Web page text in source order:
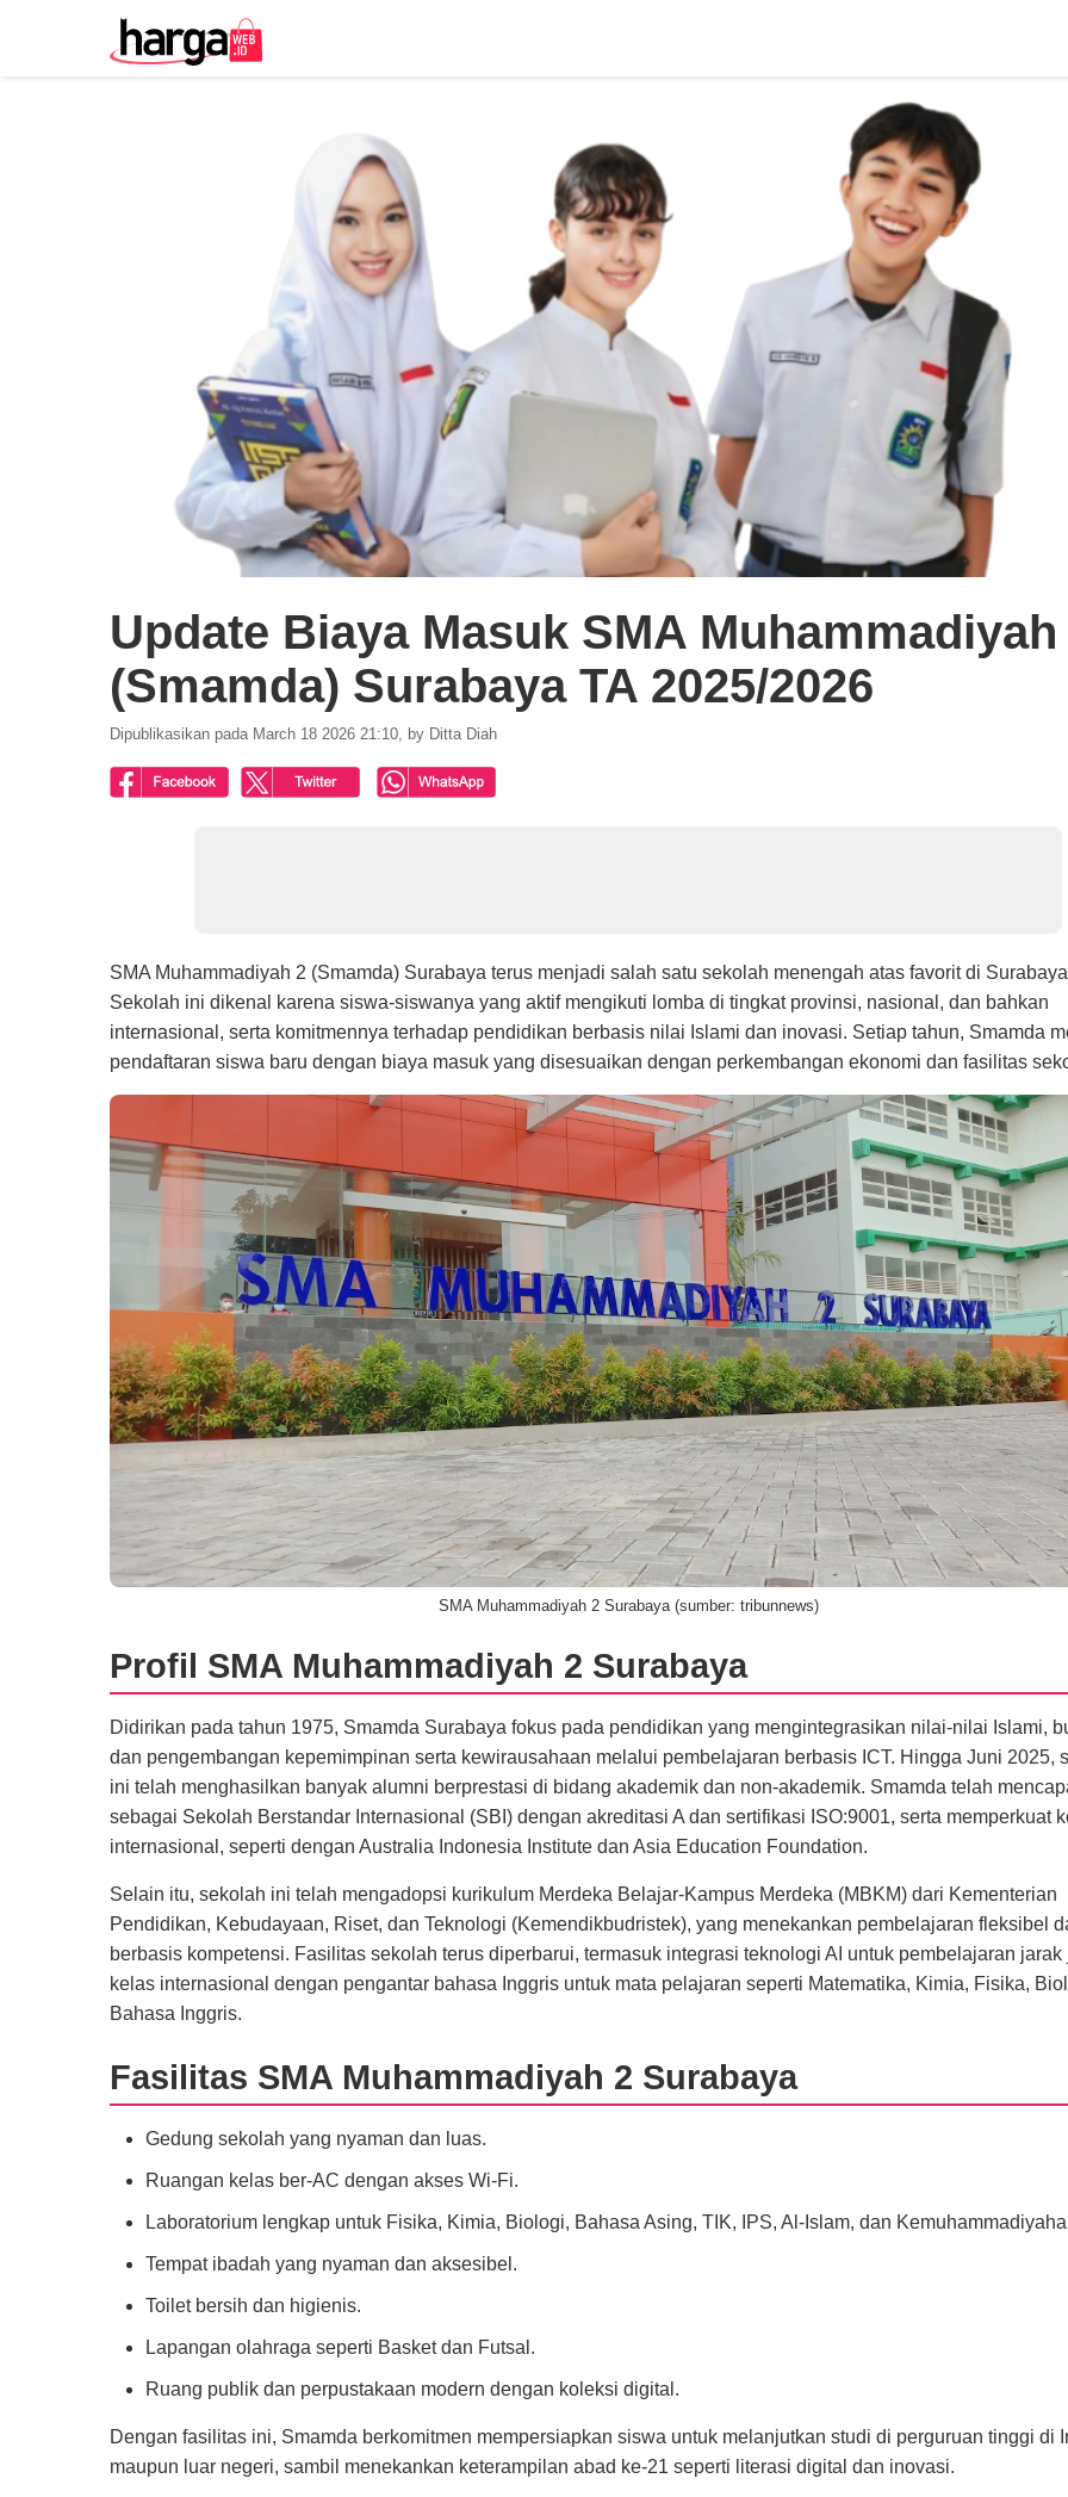
Update Biaya Masuk SMA Muhammadiyah
(Smamda) Surabaya TA 2025/2026
Dipublikasikan pada March 18 2026 21:10, by Ditta Diah
SMA Muhammadiyah 2 (Smamda) Surabaya terus menjadi salah satu sekolah menengah atas favorit di
Sekolah ini dikenal karena siswa-siswanya yang aktif mengikuti lomba di tingkat provinsi, nasional, dan bahkan
internasional, serta komitmennya terhadap pendidikan berbasis nilai Islami dan inovasi. Setiap tahun, Smamda
pendaftaran siswa baru dengan biaya masuk yang disesuaikan dengan perkembangan ekonomi dan fasilitas
SMA Muhammadiyah 2 Surabaya (sumber: tribunnews)
Profil SMA Muhammadiyah 2 Surabaya
Didirikan pada tahun 1975, Smamda Surabaya fokus pada pendidikan yang mengintegrasikan nilai-nilai Islami,
dan pengembangan kepemimpinan serta kewirausahaan melalui pembelajaran berbasis ICT. Hingga Juni 2025,
ini telah menghasilkan banyak alumni berprestasi di bidang akademik dan non-akademik. Smamda telah
sebagai Sekolah Berstandar Internasional (SBI) dengan akreditasi A dan sertifikasi ISO:9001, serta memperkuat
internasional, seperti dengan Australia Indonesia Institute dan Asia Education Foundation.
Selain itu, sekolah ini telah mengadopsi kurikulum Merdeka Belajar-Kampus Merdeka (MBKM) dari Kementerian
Pendidikan, Kebudayaan, Riset, dan Teknologi (Kemendikbudristek), yang menekankan pembelajaran fleksibel
berbasis kompetensi. Fasilitas sekolah terus diperbarui, termasuk integrasi teknologi AI untuk pembelajaran jarak
kelas internasional dengan pengantar bahasa Inggris untuk mata pelajaran seperti Matematika, Kimia, Fisika,
Bahasa Inggris.
Fasilitas SMA Muhammadiyah 2 Surabaya
Gedung sekolah yang nyaman dan luas.
Ruangan kelas ber-AC dengan akses Wi-Fi.
Laboratorium lengkap untuk Fisika, Kimia, Biologi, Bahasa Asing, TIK, IPS, Al-Islam, dan
Tempat ibadah yang nyaman dan aksesibel.
Toilet bersih dan higienis.
Lapangan olahraga seperti Basket dan Futsal.
Ruang publik dan perpustakaan modern dengan koleksi digital.
Dengan fasilitas ini, Smamda berkomitmen mempersiapkan siswa untuk melanjutkan studi di perguruan tinggi di
maupun luar negeri, sambil menekankan keterampilan abad ke-21 seperti literasi digital dan inovasi.